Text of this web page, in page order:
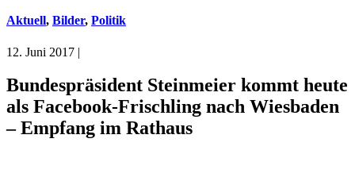
Aktuell, Bilder, Politik
12. Juni 2017 |
Bundespräsident Steinmeier kommt heute
als Facebook-Frischling nach Wiesbaden
– Empfang im Rathaus